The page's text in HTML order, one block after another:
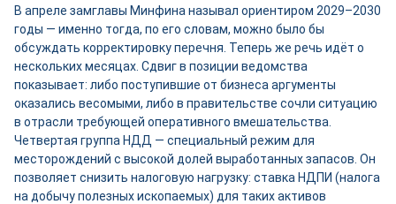
В апреле замглавы Минфина называл ориентиром 2029–2030
годы — именно тогда, по его словам, можно было бы
обсуждать корректировку перечня. Теперь же речь идёт о
нескольких месяцах. Сдвиг в позиции ведомства
показывает: либо поступившие от бизнеса аргументы
оказались весомыми, либо в правительстве сочли ситуацию
в отрасли требующей оперативного вмешательства.
Четвертая группа НДД — специальный режим для
месторождений с высокой долей выработанных запасов. Он
позволяет снизить налоговую нагрузку: ставка НДПИ (налога
на добычу полезных ископаемых) для таких активов